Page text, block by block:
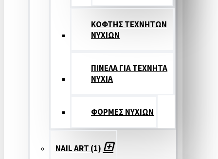
ΚΟΦΤΗΣ ΤΕΧΝΗΤΩΝ
ΝΥΧΙΩΝ
ΠΙΝΕΛΑ ΓΙΑ ΤΕΧΝΗΤΑ
ΝΥΧΙΑ
ΦΟΡΜΕΣ ΝΥΧΙΩΝ
NAIL ART (1)